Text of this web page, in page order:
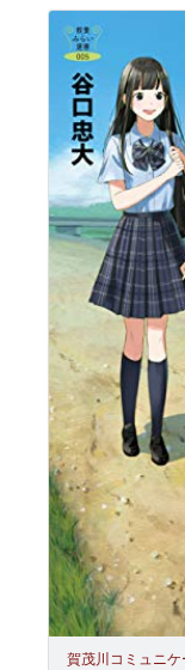
賀茂川コミュニ